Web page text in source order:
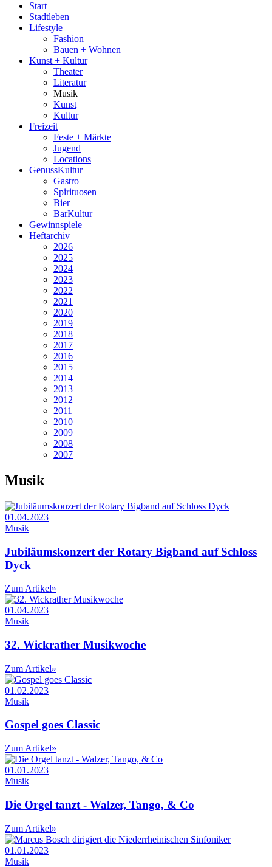
Start
Stadtleben
Lifestyle
Fashion
Bauen + Wohnen
Kunst + Kultur
Theater
Literatur
Musik
Kunst
Kultur
Freizeit
Feste + Märkte
Jugend
Locations
GenussKultur
Gastro
Spirituosen
Bier
BarKultur
Gewinnspiele
Heftarchiv
2026
2025
2024
2023
2022
2021
2020
2019
2018
2017
2016
2015
2014
2013
2012
2011
2010
2009
2008
2007
Musik
01.04.2023
Musik
Jubiläumskonzert der Rotary Bigband auf Schloss
Dyck
Zum Artikel»
01.04.2023
Musik
32. Wickrather Musikwoche
Zum Artikel»
01.02.2023
Musik
Gospel goes Classic
Zum Artikel»
01.01.2023
Musik
Die Orgel tanzt - Walzer, Tango, & Co
Zum Artikel»
01.01.2023
Musik